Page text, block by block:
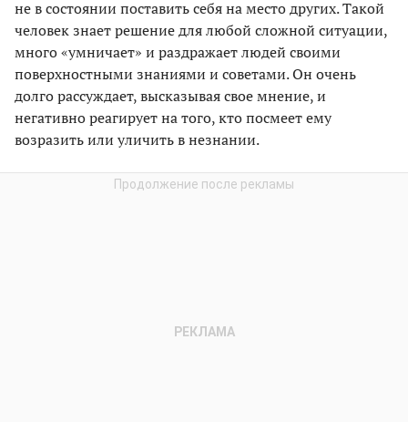
не в состоянии поставить себя на место других. Такой
человек знает решение для любой сложной ситуации,
много «умничает» и раздражает людей своими
поверхностными знаниями и советами. Он очень
долго рассуждает, высказывая свое мнение, и
негативно реагирует на того, кто посмеет ему
возразить или уличить в незнании.